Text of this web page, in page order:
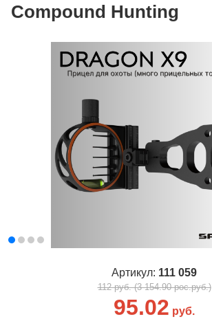
Compound Hunting
Артикул: 111 059
112 руб. (3 154.90 рос.руб.)
95.02 руб.